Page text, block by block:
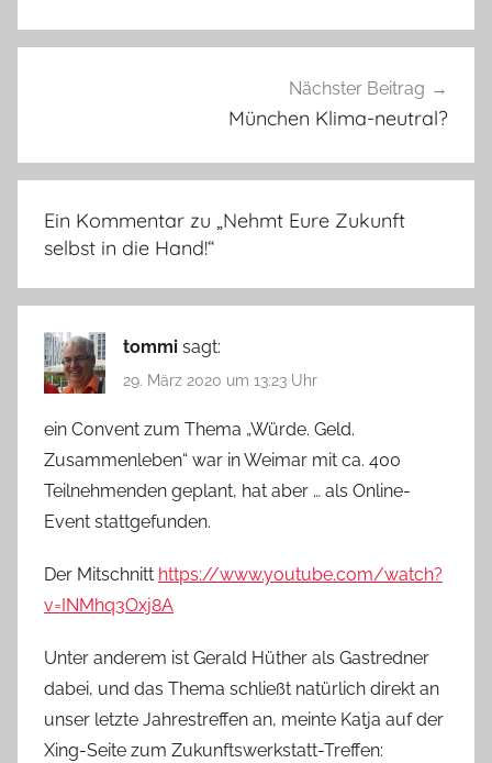
Nächster Beitrag
München Klima-neutral?
Ein Kommentar zu „Nehmt Eure Zukunft
selbst in die Hand!“
tommi sagt:
29. März 2020 um 13:23 Uhr
ein Convent zum Thema „Würde. Geld.
Zusammenleben“ war in Weimar mit ca. 400
Teilnehmenden geplant, hat aber … als Online-
Event stattgefunden.
Der Mitschnitt https://www.youtube.com/watch?
v=INMhq3Oxj8A
Unter anderem ist Gerald Hüther als Gastredner
dabei, und das Thema schließt natürlich direkt an
unser letzte Jahrestreffen an, meinte Katja auf der
Xing-Seite zum Zukunftswerkstatt-Treffen: